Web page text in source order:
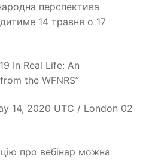
перспектива
14 травня о 17
In Real Life: An
the WFNRS”
14, 2020 UTC / London 02
про вебінар можна